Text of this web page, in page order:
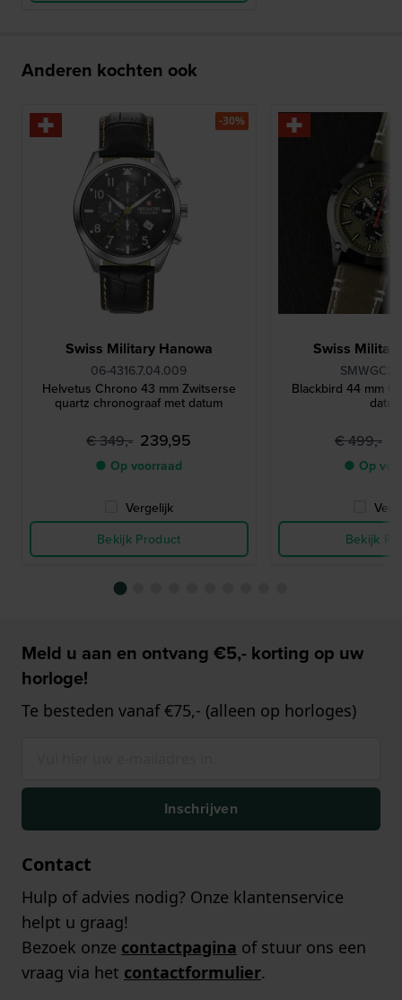
Anderen kochten ook
Swiss Military Hanowa
06-4316.7.04.009
Helvetus Chrono 43 mm Zwitserse
quartz chronograaf met datum
€ 349,- 239,95
● Op voorraad
Vergelijk
Bekijk Product
-30%
Swiss
Blackbird 44 mm
€ 499,-
● Op
Bekijk
Meld u aan en ontvang €5,- korting op uw
horloge!
Te besteden vanaf €75,- (alleen op horloges)
Inschrijven
Contact
Hulp of advies nodig? Onze klantenservice
helpt u graag!
Bezoek onze contactpagina of stuur ons een
vraag via het contactformulier.